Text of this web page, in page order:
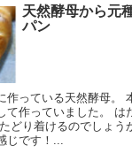
天然酵母から元
パン
作っている天然酵母。
て作っていました。 は
どり着けるのでしょう
じです！...